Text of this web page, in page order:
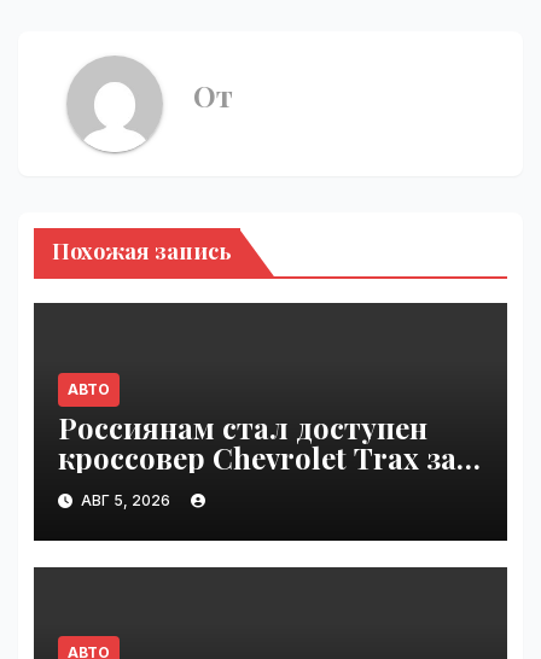
От
Похожая запись
АВТО
Россиянам стал доступен
кроссовер Chevrolet Trax за
1,6 млн рублей | VseTime.ru
АВГ 5, 2026
АВТО